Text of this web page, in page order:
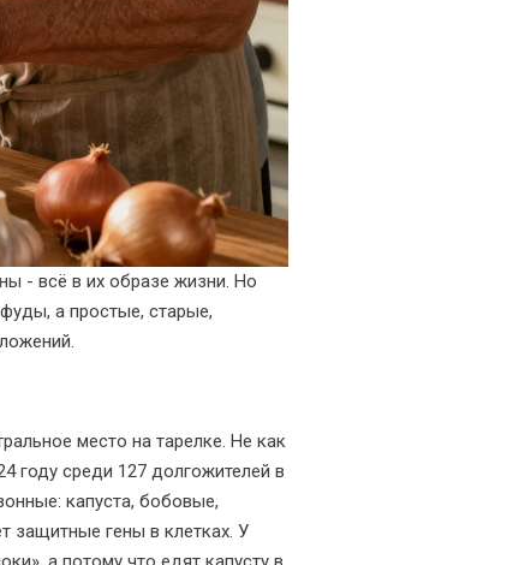
- всё в их образе жизни. Но
а простые, старые,
место на тарелке. Не как
году среди 127 долгожителей в
капуста, бобовые,
защитные гены в клетках. У